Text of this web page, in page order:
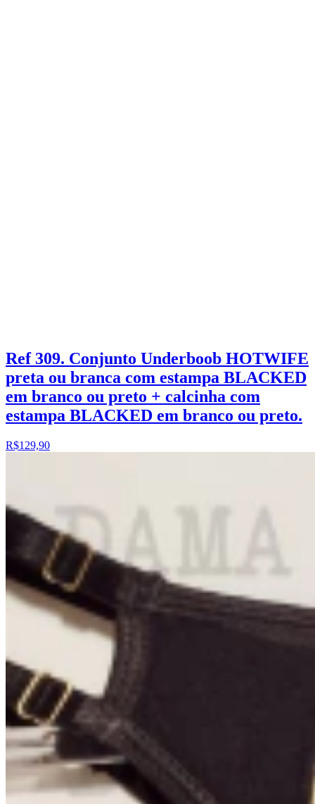
Ref 309. Conjunto Underboob HOTWIFE
preta ou branca com estampa BLACKED
em branco ou preto + calcinha com
estampa BLACKED em branco ou preto.
R$129,90